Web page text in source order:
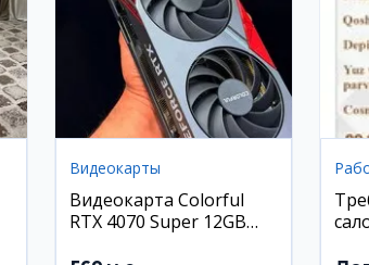
Видеокарты
Видеокарта Colorful
RTX 4070 Super 12GB